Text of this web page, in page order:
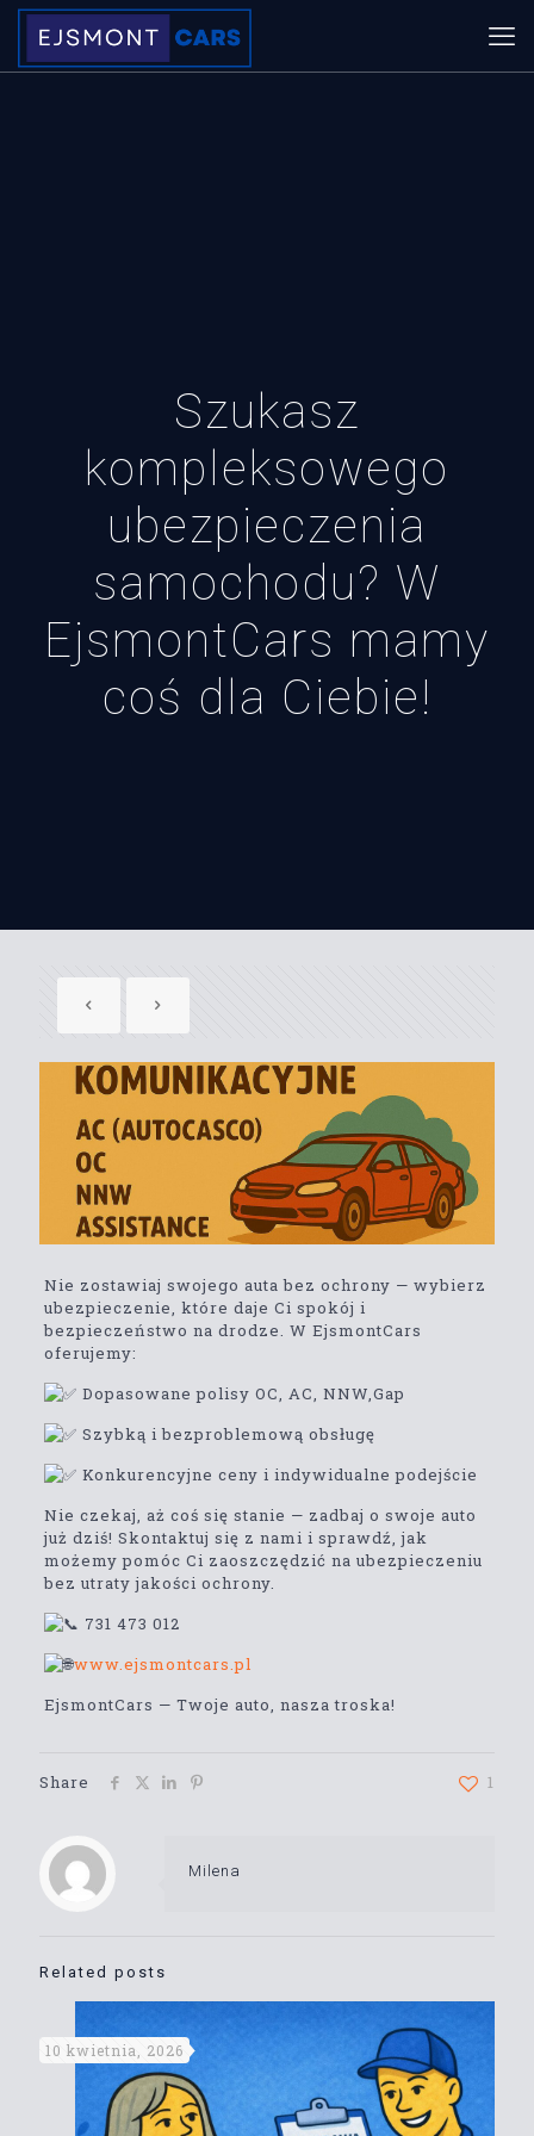
Szukasz
kompleksowego
ubezpieczenia
samochodu? W
EjsmontCars mamy
coś dla Ciebie!
Nie zostawiaj swojego auta bez ochrony — wybierz
ubezpieczenie, które daje Ci spokój i
bezpieczeństwo na drodze. W EjsmontCars
oferujemy:
Dopasowane polisy OC, AC, NNW,Gap
Szybką i bezproblemową obsługę
Konkurencyjne ceny i indywidualne podejście
Nie czekaj, aż coś się stanie — zadbaj o swoje auto
już dziś! Skontaktuj się z nami i sprawdź, jak
możemy pomóc Ci zaoszczędzić na ubezpieczeniu
bez utraty jakości ochrony.
731 473 012
www.ejsmontcars.pl
EjsmontCars — Twoje auto, nasza troska!
Share 1
Milena
Related posts
10 kwietnia, 2026